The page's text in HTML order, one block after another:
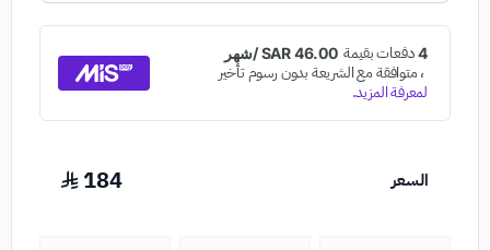
السعر 184